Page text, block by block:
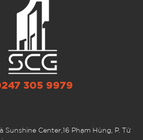
305 9979
Sunshine Center,16 Phạm Hùng, P. Từ